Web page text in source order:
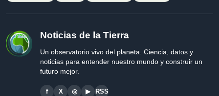
Noticias de la Tierra
Un observatorio vivo del planeta. Ciencia, datos y
noticias para entender nuestro mundo y construir un
futuro mejor.
f X ◎ ▶ RSS